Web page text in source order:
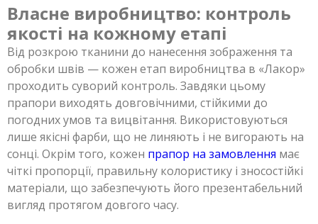
Власне виробництво: контроль
якості на кожному етапі
Від розкрою тканини до нанесення зображення та
обробки швів — кожен етап виробництва в «Лакор»
проходить суворий контроль. Завдяки цьому
прапори виходять довговічними, стійкими до
погодних умов та вицвітання. Використовуються
лише якісні фарби, що не линяють і не вигорають на
сонці. Окрім того, кожен прапор на замовлення має
чіткі пропорції, правильну колористику і зносостійкі
матеріали, що забезпечують його презентабельний
вигляд протягом довгого часу.